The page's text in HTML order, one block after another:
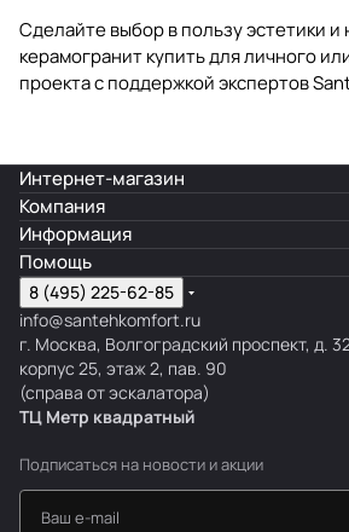
Сделайте выбор в пользу эстетики
керамогранит купитьдля личного
проекта с поддержкой экспертов
Интернет-магазин
Компания
Информация
Помощь
8 (495) 225-62-85
info@santehkomfort.ru
г. Москва, Волгоградский проспект, д.
корпус 25, этаж 2, пав. 90
(справа от эскалатора)
ТЦ Метр квадратный
Подписаться на новости и акции